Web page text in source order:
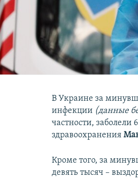
В Украине за
инфекции (данные
частности, заболели
здравоохранения
Кроме того, за
девять тысяч –